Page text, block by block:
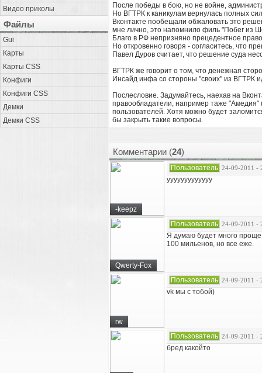
Видео приколы
Файлы
Gui
Карты
Карты CSS
Конфиги
Конфиги CSS
Демки
Демки CSS
После победы в бою, но не войне,
Но ВГТРК к каникулам вернулась полных
Вконтакте пообещали обжаловать это
мне лично, это напомнило филь "Побег из
Благо в РФ непризняно прецедентное
Но откровенно говоря - согласитесь, что
Павел Дуров считает, что решение суда
ВГТРК же говорит о том, что денежная
Инсайд инфа со стороны "своих" из ВГТРК
Послесловие. Задумайтесь, наехав на
правообладатели, например таже "Амедия"
пользователей. Хотя можно будет
бы закрыть такие вопросы.
Комментарии (24)
-keepz
Пользователь 24-09-2011 -
ууууууууууууу
Qwerty-Fox
Пользователь 24-09-2011 -
Я думаю будет много
100 мильенов, но все еже.
rw
Пользователь 24-09-2011 -
vk мы с тобой)
Пользователь 24-09-2011 -
бред какойто